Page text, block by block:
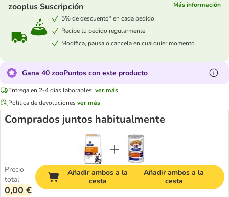
zooplus Suscripción
Más información
5% de descuento* en cada pedido
Recibe tu pedido regularmente
Modifica, pausa o cancela en cualquier momento
Gana 40 zooPuntos con este producto
Entrega en 2-4 días laborables: ver más
Política de devolucionesver más
Comprados juntos habitualmente
Precio
total
0,00 €
Añadir ambos a la
cesta
Añadir ambos a la
cesta